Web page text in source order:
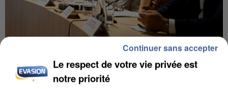
INCENDIES : L’ÎLE-DE-FRANCE LANCE UN ÉLAN
DE SOLIDARITÉ AVEC LES...
Le respect de votre vie privée est
notre priorité
Continuer sans accepter